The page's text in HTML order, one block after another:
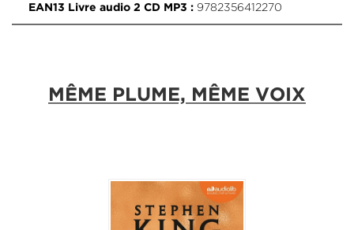
EAN13 Livre audio 2 CD MP3 :9782356412270
MÊME PLUME, MÊME VOIX